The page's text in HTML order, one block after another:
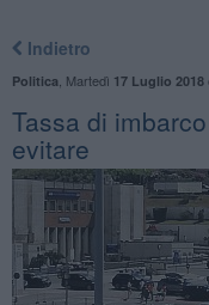
Indietro
Politica Martedì 17 Luglio 2018
Tassa di
evitare